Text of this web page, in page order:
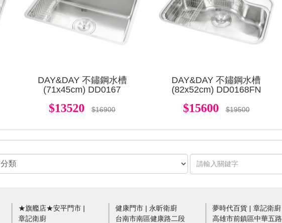
DAY&DAY 不鏽鋼水槽
(71x45cm) DD0167
$13520 $16900
DAY&DAY 不鏽鋼水槽
(82x52cm) DD0168FN
$15600 $19500
★旗艦店★安平門市 |
章記衛廚
健康門市 | 永昕衛廚
台南市南區健康路二段
夢時代百貨 | 章記衛廚
高雄市前鎮區中華五路